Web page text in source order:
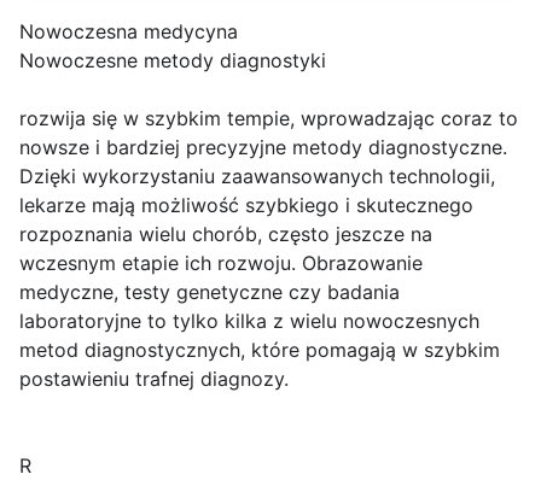
Nowoczesna medycyna
Nowoczesne metody diagnostyki
rozwija się w szybkim tempie, wprowadzając coraz to
nowsze i bardziej precyzyjne metody diagnostyczne.
Dzięki wykorzystaniu zaawansowanych technologii,
lekarze mają możliwość szybkiego i skutecznego
rozpoznania wielu chorób, często jeszcze na
wczesnym etapie ich rozwoju. Obrazowanie
medyczne, testy genetyczne czy badania
laboratoryjne to tylko kilka z wielu nowoczesnych
metod diagnostycznych, które pomagają w szybkim
postawieniu trafnej diagnozy.
R